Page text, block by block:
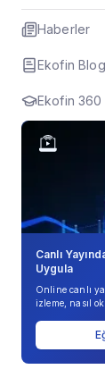
Haberler
Ekofin Blog
Ekofin 360
Canlı
Uygula
Online canlı
izleme, nasıl